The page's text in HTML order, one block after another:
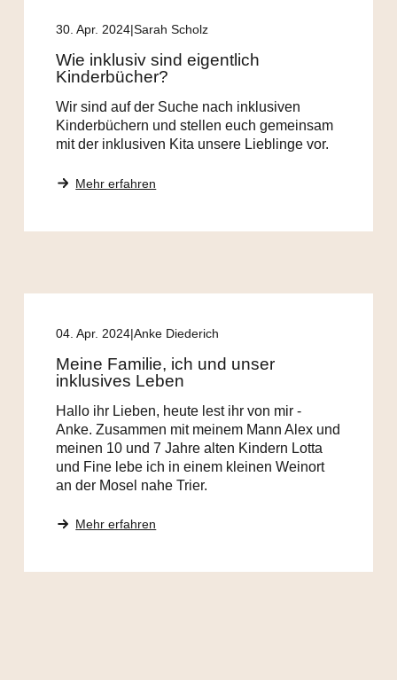
30. Apr. 2024 Sarah Scholz
Wie inklusiv sind eigentlich
Kinderbücher?
Wir sind auf der Suche nach inklusiven
Kinderbüchern und stellen euch gemeinsam
mit der inklusiven Kita unsere Lieblinge vor.
Mehr erfahren
04. Apr. 2024 Anke Diederich
Meine Familie, ich und unser
inklusives Leben
Hallo ihr Lieben, heute lest ihr von mir -
Anke. Zusammen mit meinem Mann Alex und
meinen 10 und 7 Jahre alten Kindern Lotta
und Fine lebe ich in einem kleinen Weinort
an der Mosel nahe Trier.
Mehr erfahren